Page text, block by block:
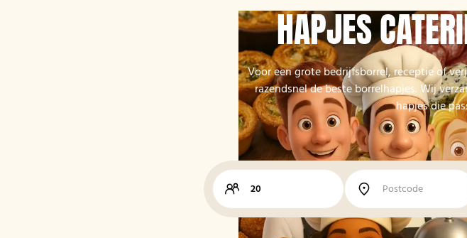
HAPJES
Voor een grote bedrijfsborrel, receptie of
razendsnel de beste borrelhapjes. Wij
hapjes die